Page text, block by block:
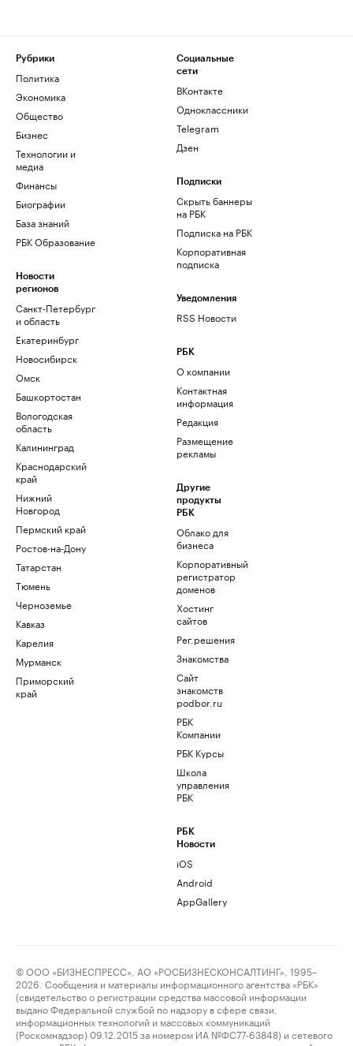
Рубрики
Политика
Экономика
Общество
Бизнес
Технологии и
медиа
Финансы
Биографии
База знаний
РБК Образование
Новости
регионов
Санкт-Петербург
и область
Екатеринбург
Новосибирск
Омск
Башкортостан
Вологодская
область
Калининград
Краснодарский
край
Нижний
Новгород
Пермский край
Ростов-на-Дону
Татарстан
Тюмень
Черноземье
Кавказ
Карелия
Мурманск
Приморский
край
Социальные
сети
ВКонтакте
Одноклассники
Telegram
Дзен
Подписки
Скрыть баннеры
на РБК
Подписка на РБК
Корпоративная
подписка
Уведомления
RSS Новости
РБК
О компании
Контактная
информация
Редакция
Размещение
рекламы
Другие
продукты
РБК
Облако для
бизнеса
Корпоративный
регистратор
доменов
Хостинг
сайтов
Рег.решения
Знакомства
Сайт
знакомств
podbor.ru
РБК
Компании
РБК Курсы
Школа
управления
РБК
РБК
Новости
iOS
Android
AppGallery
© ООО «БИЗНЕСПРЕСС», АО «РОСБИЗНЕСКОНСАЛТИНГ», 1995–
2026. Сообщения и материалы информационного агентства «РБК»
(свидетельство о регистрации средства массовой информации
выдано Федеральной службой по надзору в сфере связи,
информационных технологий и массовых коммуникаций
(Роскомнадзор) 09.12.2015 за номером ИА №ФС77-63848) и сетевого